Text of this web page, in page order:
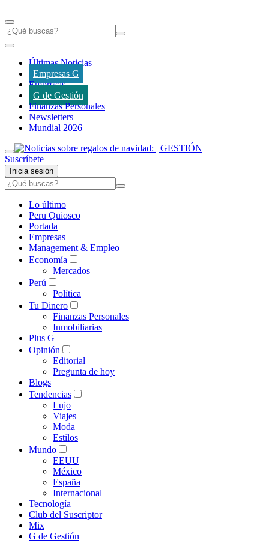
Últimas Noticias
Empresas G
Empresas
G de Gestión
Finanzas Personales
Newsletters
Mundial 2026
Suscríbete
Inicia sesión
Lo último
Peru Quiosco
Portada
Empresas
Management & Empleo
Economía
Mercados
Perú
Política
Tu Dinero
Finanzas Personales
Inmobiliarias
Plus G
Opinión
Editorial
Pregunta de hoy
Blogs
Tendencias
Lujo
Viajes
Moda
Estilos
Mundo
EEUU
México
España
Internacional
Tecnología
Club del Suscriptor
Mix
G de Gestión